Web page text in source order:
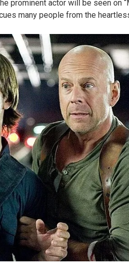
prominent actor will be seen on
many people from the